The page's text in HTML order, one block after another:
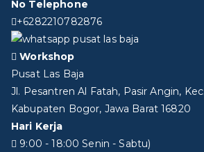
No Telephone
+6282210782876
Workshop
Pusat Las Baja
Jl. Pesantren Al Fatah, Pasir Angin,
Kabupaten Bogor, Jawa Barat 16820
Hari Kerja
9:00 - 18:00 Senin - Sabtu)